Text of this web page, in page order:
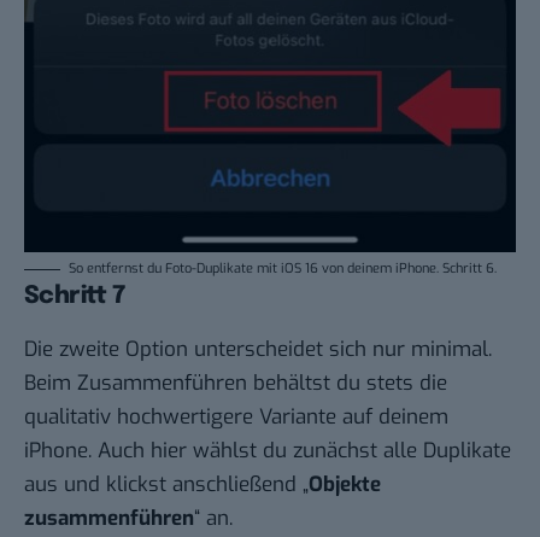
So entfernst du Foto-Duplikate mit iOS 16 von deinem iPhone. Schritt 6.
Schritt 7
Die zweite Option unterscheidet sich nur minimal.
Beim Zusammenführen behältst du stets die
qualitativ hochwertigere Variante auf deinem
iPhone. Auch hier wählst du zunächst alle Duplikate
aus und klickst anschließend „Objekte
zusammenführen“ an.